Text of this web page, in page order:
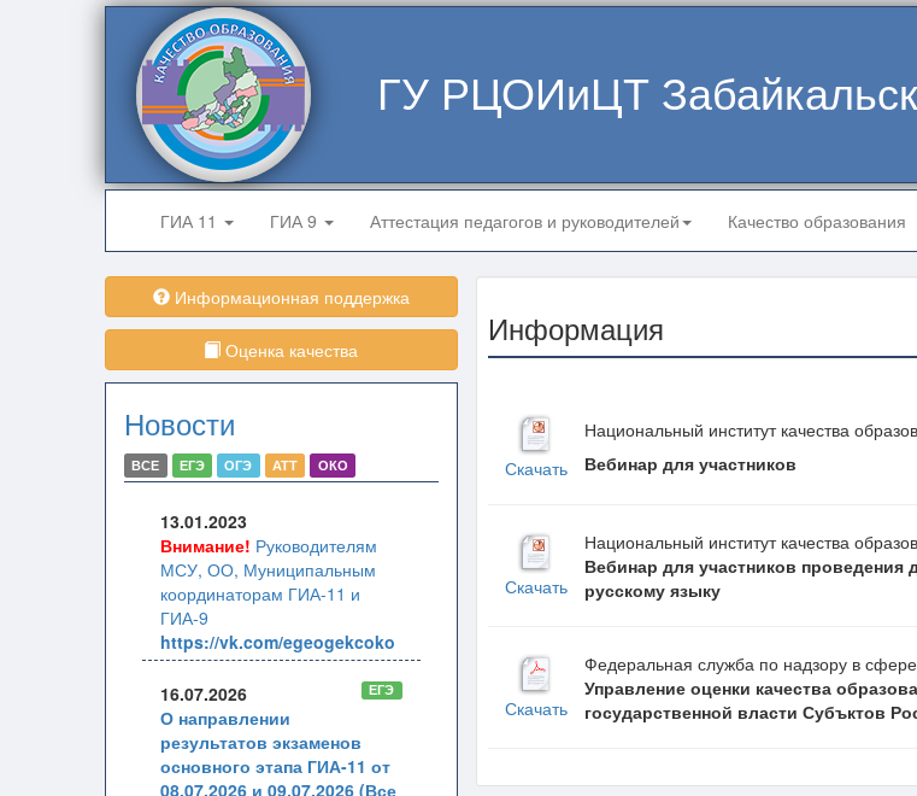
ГУ РЦОИиЦТ
ГИА 11 ГИА 9 Аттестация педагогов и руководителей Качество образования
Информационная поддержка
Оценка качества
Новости
ВСЕ ЕГЭ ОГЭ АТТ ОКО
13.01.2023
Внимание! Руководителям
МСУ, ОО, Муниципальным
координаторам ГИА-11 и
ГИА-9
https://vk.com/egeogekcoko
16.07.2026 ЕГЭ
О направлении
результатов экзаменов
основного этапа ГИА-11 от
08.07.2026 и 09.07.2026 (Все
Информация
Скачать
Национальный институт качества
Вебинар для участников
Скачать
Национальный институт качества
Вебинар для участников проведения
русскому языку
Скачать
Федеральная служба по надзору в
Управление оценки качества
государственной власти Субъктов